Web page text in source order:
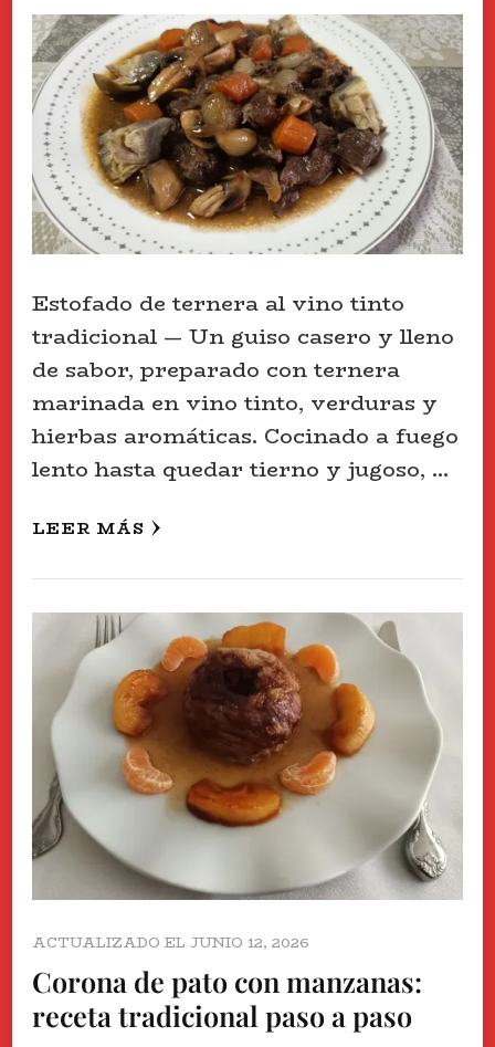
Estofado de ternera al vino tinto
tradicional — Un guiso casero y lleno
de sabor, preparado con ternera
marinada en vino tinto, verduras y
hierbas aromáticas. Cocinado a fuego
lento hasta quedar tierno y jugoso, …
LEER MÁS
ACTUALIZADO EL JUNIO 12, 2026
Corona de pato con manzanas:
receta tradicional paso a paso